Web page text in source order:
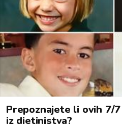
Prepoznajete li ovih 7/
iz djetinjstva?